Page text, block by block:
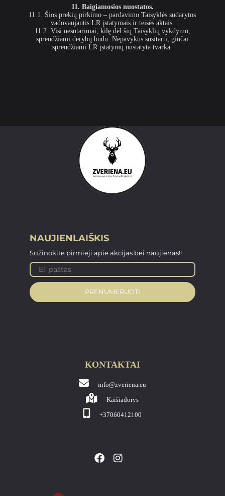
11. Baigiamosios nuostatos.
11.1. Šios prekių pirkimo – pardavimo Taisyklės sudarytos
vadovaujantis LR įstatymais ir teisės aktais.
11.2. Visi nesutarimai, kilę dėl šių Taisyklių vykdymo,
sprendžiami derybų būdu. Nepavykus susitarti, ginčai
sprendžiami LR įstatymų nustatyta tvarka.
NAUJIENLAIŠKIS
Sužinokite pirmieji apie akcijas bei naujienas!!
PRENUMERUOTI
KONTAKTAI
info@zveriena.eu
Kaišiadorys
+37060412100